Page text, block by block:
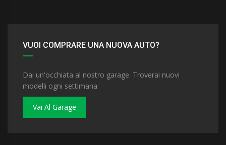
VUOI COMPRARE UNA NUOVA AUTO?
Dai un'occhiata al nostro garage. Troverai nuovi
modelli ogni settimana.
Vai Al Garage